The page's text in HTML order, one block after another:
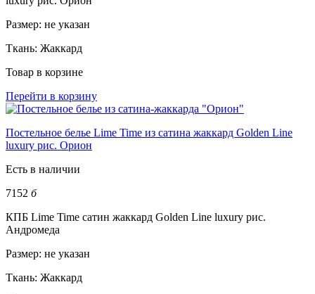
Размер: не указан
Ткань: Жаккард
Товар в корзине
Перейти в корзину
Постельное белье Lime Time из сатина жаккард Golden Line
luxury рис. Орион
Есть в наличии
7152 б
КПБ Lime Time сатин жаккард Golden Line luxury рис.
Андромеда
Размер: не указан
Ткань: Жаккард